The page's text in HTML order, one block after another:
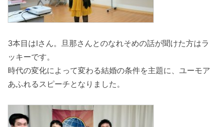
3本目はIさん。旦那さんとのなれそめの話が聞けた方はラ
ッキーです。
時代の変化によって変わる結婚の条件を主題に、ユーモア
あふれるスピーチとなりました。